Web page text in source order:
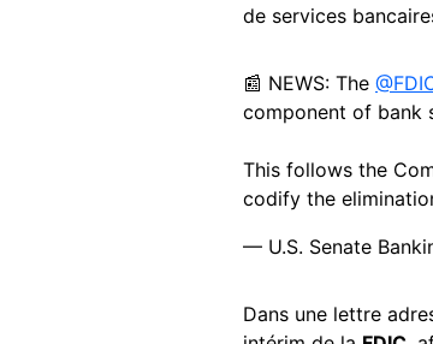
de services
📰 NEWS: The
component of bank
This follows the
codify the
— U.S. Senate
Dans une lettre